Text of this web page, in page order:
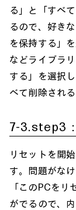
る」と「すべ
るので、好き
を保持する」
などライブラ
する」を選択
べて削除され
7-3.step3：
リセットを開
す。問題がな
「このPCを
がでるので、